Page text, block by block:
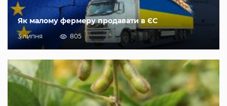
Як малому фермеру продавати в ЄС
3 липня 805